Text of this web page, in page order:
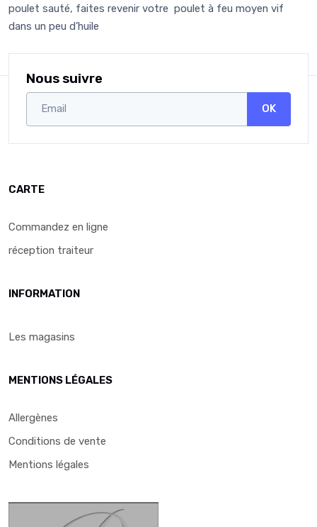
poulet sauté, faites revenir votre poulet à feu moyen vif
dans un peu d’huile
Nous suivre
OK
CARTE
Commandez en ligne
réception traiteur
INFORMATION
Les magasins
MENTIONS LÉGALES
Allergènes
Conditions de vente
Mentions légales